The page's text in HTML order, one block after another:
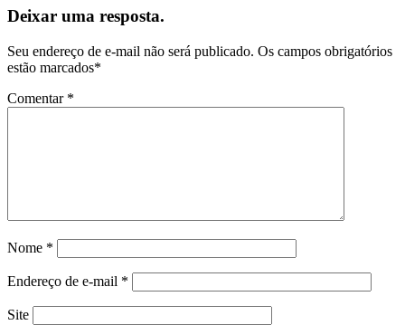
Deixar uma resposta.
Seu endereço de e-mail não será publicado. Os campos obrigatórios
estão marcados*
Comentar *
Nome *
Endereço de e-mail *
Site